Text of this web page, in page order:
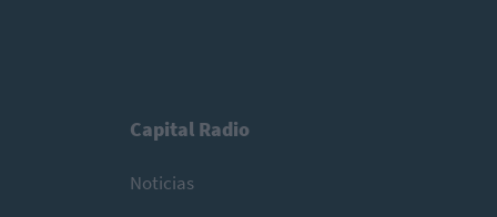
Capital Radio
Noticias